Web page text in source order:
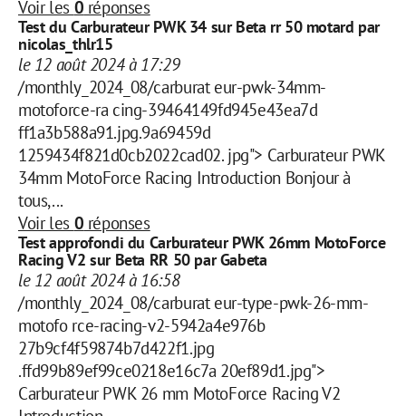
Voir les 0 réponses
Test du Carburateur PWK 34 sur Beta rr 50 motard par
nicolas_thlr15
le 12 août 2024 à 17:29
/monthly_2024_08/carburat eur-pwk-34mm-
motoforce-ra cing-39464149fd945e43ea7d
ff1a3b588a91.jpg.9a69459d
1259434f821d0cb2022cad02. jpg"> Carburateur PWK
34mm MotoForce Racing Introduction Bonjour à
tous,...
Voir les 0 réponses
Test approfondi du Carburateur PWK 26mm MotoForce
Racing V2 sur Beta RR 50 par Gabeta
le 12 août 2024 à 16:58
/monthly_2024_08/carburat eur-type-pwk-26-mm-
motofo rce-racing-v2-5942a4e976b
27b9cf4f59874b7d422f1.jpg
.ffd99b89ef99ce0218e16c7a 20ef89d1.jpg">
Carburateur PWK 26 mm MotoForce Racing V2